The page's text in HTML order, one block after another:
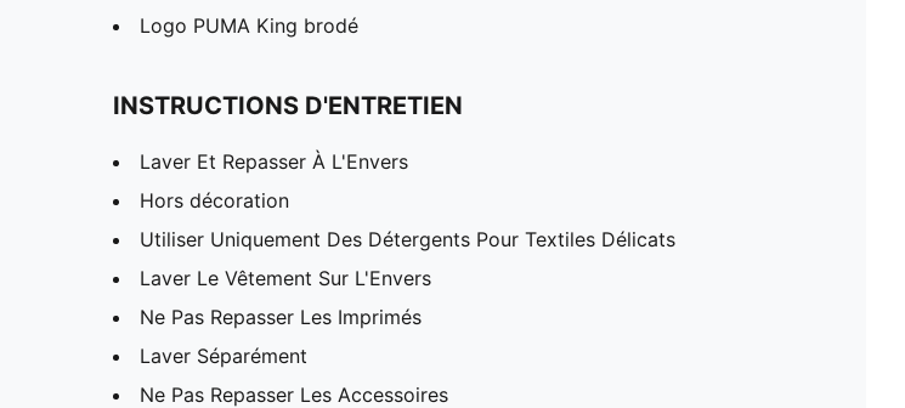
Logo PUMA King brodé
INSTRUCTIONS D'ENTRETIEN
Laver Et Repasser À L'Envers
Hors décoration
Utiliser Uniquement Des Détergents Pour Textiles Délicats
Laver Le Vêtement Sur L'Envers
Ne Pas Repasser Les Imprimés
Laver Séparément
Ne Pas Repasser Les Accessoires